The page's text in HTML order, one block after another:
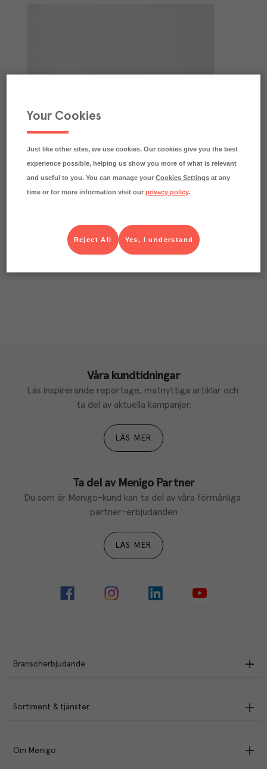
Våra kundtidningar
Läs inspirerande reportage, matnyttiga artiklar och
ta del av aktuella kampanjer.
LÄS MER
Ta del av Menigo Partner
Du som är Menigo-kund kan ta del av våra förmånliga
partner-erbjudanden
LÄS MER
Branscherbjudande
Sortiment & tjänster
Om Menigo
Your Cookies
Just like other sites, we use cookies. Our cookies give you the best
experience possible, helping us show you more of what is relevant
and useful to you. You can manage yourCookies Settings at any
time or for more information visit ourprivacy policy.
Yes, I understand
Reject All